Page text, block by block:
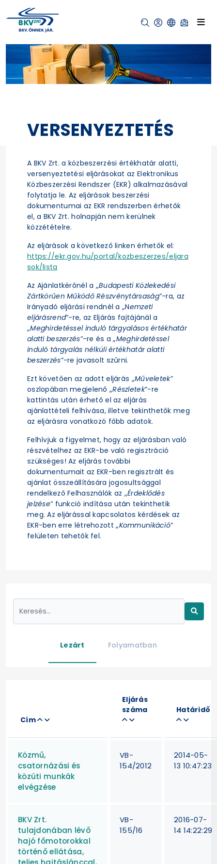
VERSENYEZTETÉS
A BKV Zrt. a közbeszerzési értékhatár alatti,
versenyeztetési eljárásokat az Elektronikus
Közbeszerzési Rendszer (EKR) alkalmazásával
folytatja le. Az eljárások beszerzési
dokumentumai az EKR rendszerben érhetők
el, a BKV Zrt. holnapján nem kerülnek
közzétételre.
Az eljárások a következő linken érhetők el:
https://ekr.gov.hu/portal/kozbeszerzes/eljara
sok/lista
Az Ajánlatkérőnél a „Budapesti Közlekedési
Zártkörűen Működő Részvénytársaság”-ra, az
Irányadó eljárási rendnél a „Nemzeti
eljárásrend”-re, az Eljárás fajtájánál a
„Meghirdetéssel induló tárgyalásos értékhatár
alatti beszerzés”-re és a „Meghirdetéssel
induló tárgyalás nélküli értékhatár alatti
beszerzés”-re javasolt szűrni.
Ezt követően az adott eljárás „Műveletek”
oszlopában megjelenő „Részletek”-re
kattintás után érhető el az eljárás
ajánlattételi felhívása, illetve tekinthetők meg
az eljárásra vonatkozó főbb adatok.
Felhívjuk a figyelmet, hogy az eljárásban való
részvételhez az EKR-be való regisztráció
szükséges! Az eljárás további
dokumentumait az EKR-ben regisztrált és
ajánlat összeállítására jogosultsággal
rendelkező Felhasználók az „Érdeklődés
jelzése” funkció indítása után tekinthetik
meg. Az eljárással kapcsolatos kérdések az
EKR-ben erre létrehozott „Kommunikáció”
felületen tehetők fel.
Lezárt Folyamatban
Cím
Eljárás
száma
Határidő
Közmű,
csatornázási és
közúti munkák
elvégzése
VB-
154/2012
2014-05-
13 10:47:23
BKV Zrt.
tulajdonában lévő
hajó főmotorokkal
történő ellátása,
VB-
155/16
2016-07-
14 14:22:29